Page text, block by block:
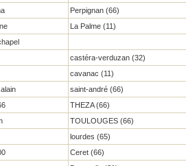
Perpignan (66)
La Palme (11)
castéra-verduzan (32)
cavanac (11)
saint-andré (66)
THEZA (66)
TOULOUGES (66)
lourdes (65)
Ceret (66)